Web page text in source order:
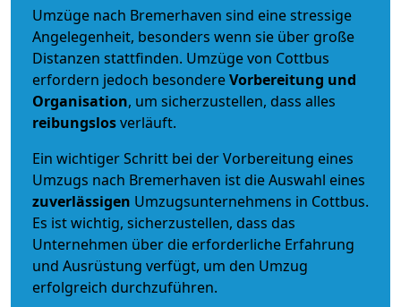
Umzüge nach Bremerhaven sind eine stressige
Angelegenheit, besonders wenn sie über große
Distanzen stattfinden. Umzüge von Cottbus
erfordern jedoch besondereVorbereitung und
Organisation, um sicherzustellen, dass alles
reibungslosverläuft.
Ein wichtiger Schritt bei der Vorbereitung eines
Umzugs nach Bremerhaven ist die Auswahl eines
zuverlässigen Umzugsunternehmens in Cottbus.
Es ist wichtig, sicherzustellen, dass das
Unternehmen über die erforderliche Erfahrung
und Ausrüstung verfügt, um den Umzug
erfolgreich durchzuführen.